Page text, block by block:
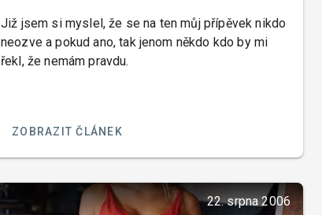
Již jsem si myslel, že se na ten můj přípěvek nikdo
neozve a pokud ano, tak jenom někdo kdo by mi
řekl, že nemám pravdu.
ZOBRAZIT ČLÁNEK
22. srpna 2006